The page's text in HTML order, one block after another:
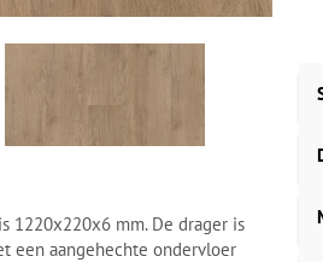
1220x220x6 mm. De drager is
een aangehechte ondervloer